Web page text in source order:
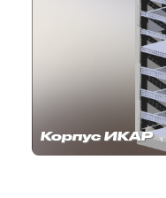
Корпус ИКАР